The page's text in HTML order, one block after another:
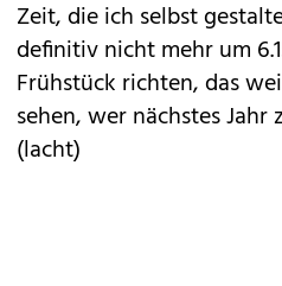
Zeit, die ich selbst
definitiv nicht mehr um
Frühstück richten, das
sehen, wer nächstes
(lacht)